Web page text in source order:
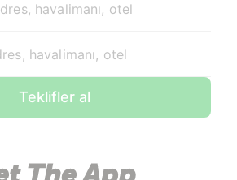
havalimanı, otel
havalimanı, otel
Teklifler al